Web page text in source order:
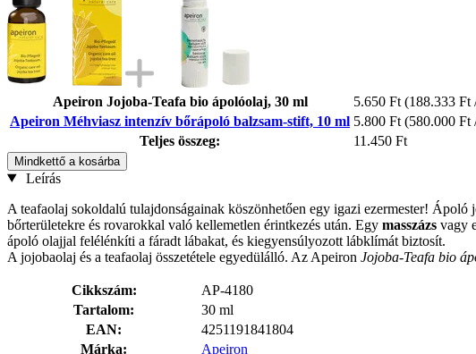
Apeiron Jojoba-Teafa bio ápolóolaj, 30 ml 5.650 Ft (188.333 Ft
Apeiron Méhviasz intenzív bőrápoló balzsam-stift, 10 ml 5.800 Ft (580.000 Ft
Teljes összeg:
11.450 Ft
Mindkettő a kosárba
Leírás
A teafaolaj sokoldalú tulajdonságainak köszönhetően egy igazi ezermester!
bőrterületekre és rovarokkal való kellemetlen érintkezés után. Egy masszázs vagy
ápoló olajjal felélénkíti a fáradt lábakat, és kiegyensúlyozott lábklímát biztosít.
A jojobaolaj és a teafaolaj összetétele egyedülálló. Az Apeiron Jojoba-Teafa bio
Cikkszám:
AP-4180
Tartalom:
30 ml
EAN:
4251191841804
Márka:
Apeiron